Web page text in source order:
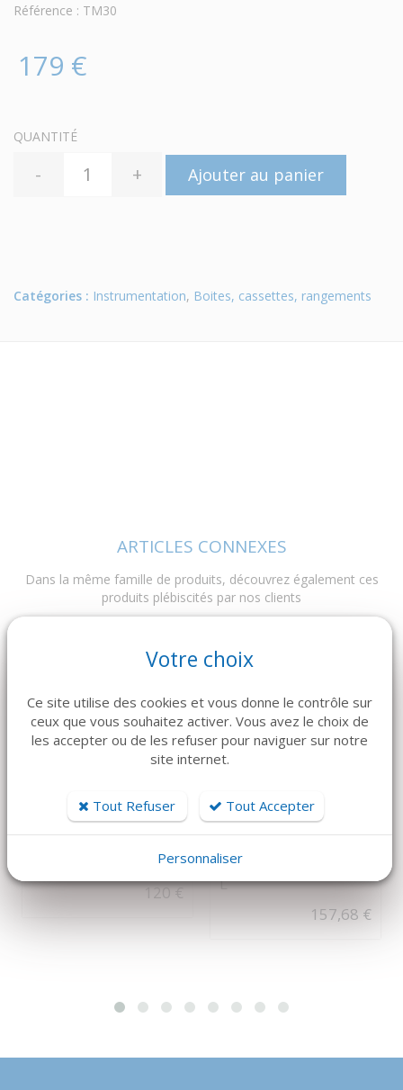
Référence : TM30
179 €
QUANTITÉ
- + Ajouter au panier
Catégories : Instrumentation, Boites, cassettes, rangements
ARTICLES CONNEXES
Dans la même famille de produits, découvrez également ces
produits plébiscités par nos clients
MEDTRONIC
SOFSILK 5-0 1/2C 17
mm Surgalloy Noir
120 €
A PARTIR DE 3.28€
TTC/PC PAR 144
MEDLINE
CASAQUE
ULTRAGARD TAILLE
L
157,68 €
Votre choix
Ce site utilise des cookies et vous donne le contrôle sur
ceux que vous souhaitez activer. Vous avez le choix de
les accepter ou de les refuser pour naviguer sur notre
site internet.
Tout Refuser Tout Accepter
Personnaliser